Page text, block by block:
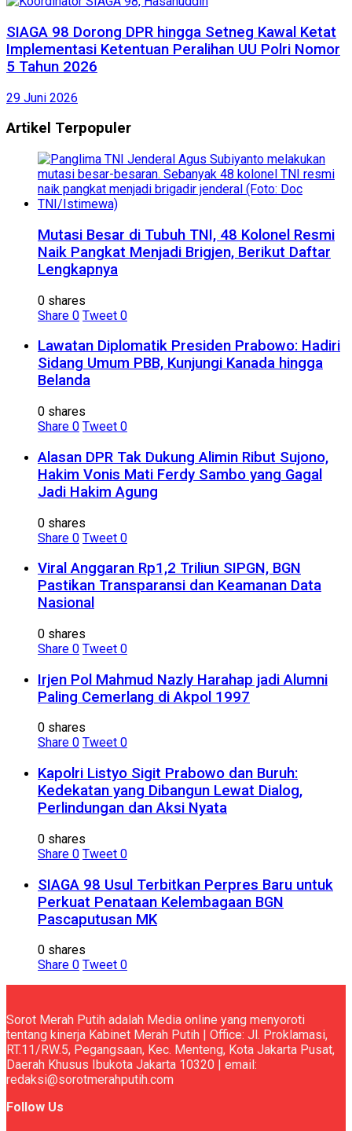
SIAGA 98 Dorong DPR hingga Setneg Kawal Ketat
Implementasi Ketentuan Peralihan UU Polri Nomor
5 Tahun 2026
29 Juni 2026
Artikel Terpopuler
Mutasi Besar di Tubuh TNI, 48 Kolonel Resmi
Naik Pangkat Menjadi Brigjen, Berikut Daftar
Lengkapnya
0 shares
Share 0 Tweet 0
Lawatan Diplomatik Presiden Prabowo: Hadiri
Sidang Umum PBB, Kunjungi Kanada hingga
Belanda
0 shares
Share 0 Tweet 0
Alasan DPR Tak Dukung Alimin Ribut Sujono,
Hakim Vonis Mati Ferdy Sambo yang Gagal
Jadi Hakim Agung
0 shares
Share 0 Tweet 0
Viral Anggaran Rp1,2 Triliun SIPGN, BGN
Pastikan Transparansi dan Keamanan Data
Nasional
0 shares
Share 0 Tweet 0
Irjen Pol Mahmud Nazly Harahap jadi Alumni
Paling Cemerlang di Akpol 1997
0 shares
Share 0 Tweet 0
Kapolri Listyo Sigit Prabowo dan Buruh:
Kedekatan yang Dibangun Lewat Dialog,
Perlindungan dan Aksi Nyata
0 shares
Share 0 Tweet 0
SIAGA 98 Usul Terbitkan Perpres Baru untuk
Perkuat Penataan Kelembagaan BGN
Pascaputusan MK
0 shares
Share 0 Tweet 0
Sorot Merah Putih adalah Media online yang menyoroti
tentang kinerja Kabinet Merah Putih | Office: Jl. Proklamasi,
RT.11/RW.5, Pegangsaan, Kec. Menteng, Kota Jakarta Pusat,
Daerah Khusus Ibukota Jakarta 10320 | email:
redaksi@sorotmerahputih.com
Follow Us